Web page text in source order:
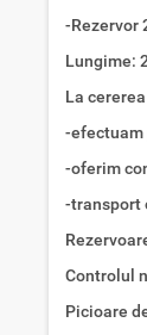
-Rezervor
Lungime:
La
-
-oferim
-transport
Controlul
Picioare